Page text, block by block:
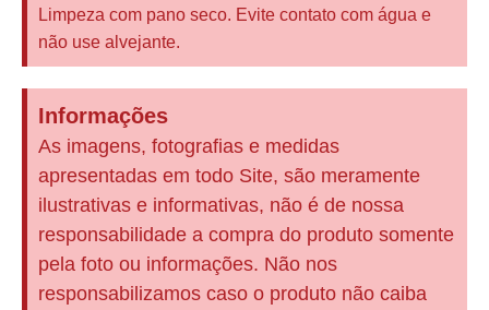
Limpeza com pano seco. Evite contato com água e
não use alvejante.
Informações
As imagens, fotografias e medidas
apresentadas em todo Site, são meramente
ilustrativas e informativas, não é de nossa
responsabilidade a compra do produto somente
pela foto ou informações. Não nos
responsabilizamos caso o produto não caiba